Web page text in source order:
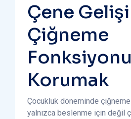
Çene
Çiğneme
Korumak
Çocukluk döneminde
yalnızca beslenme için değil